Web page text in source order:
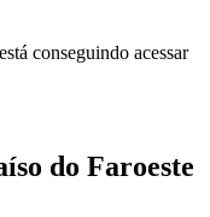
conseguindo acessar
do Faroeste